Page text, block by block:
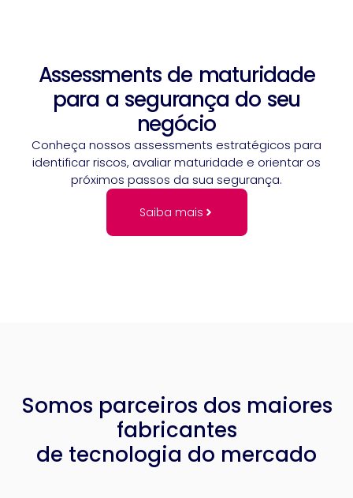
Assessments de maturidade
para a segurança do seu
negócio
Conheça nossos assessments estratégicos para
identificar riscos, avaliar maturidade e orientar os
próximos passos da sua segurança.
Saiba mais
Somos parceiros dos maiores
fabricantes
de tecnologia do mercado